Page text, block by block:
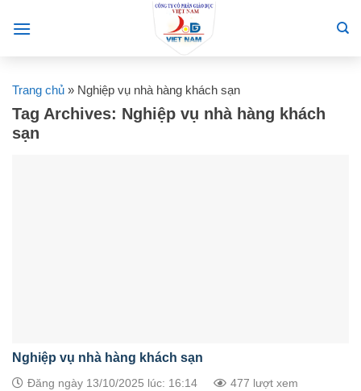
Trang chủ » Nghiệp vụ nhà hàng khách sạn
Tag Archives: Nghiệp vụ nhà hàng khách
sạn
Nghiệp vụ nhà hàng khách sạn
Đăng ngày 13/10/2025 lúc: 16:14 477 lượt xem